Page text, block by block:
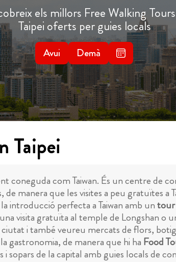
els millors Free Walking
Taipei oferts per guies locals
Avui Demà
Taipei
coneguda com Taiwan. És un centre de
manera que les visites a peu gratuïtes a
introducció perfecta a Taiwan amb untour
visita gratuïta al temple de Longshan o
i també veureu mercats de flors,
gastronomia, de manera que hi ha Food
sopars de la capital amb guies locals de